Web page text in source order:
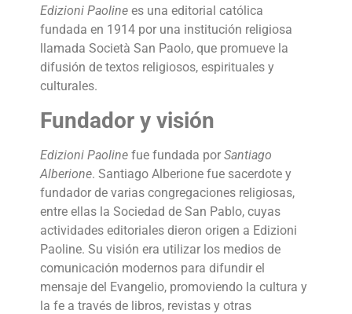
Edizioni Paoline es una editorial católica
fundada en 1914 por una institución religiosa
llamada Società San Paolo, que promueve la
difusión de textos religiosos, espirituales y
culturales.
Fundador y visión
Edizioni Paoline fue fundada porSantiago
Alberione. Santiago Alberione fue sacerdote y
fundador de varias congregaciones religiosas,
entre ellas la Sociedad de San Pablo, cuyas
actividades editoriales dieron origen a Edizioni
Paoline. Su visión era utilizar los medios de
comunicación modernos para difundir el
mensaje del Evangelio, promoviendo la cultura y
la fe a través de libros, revistas y otras